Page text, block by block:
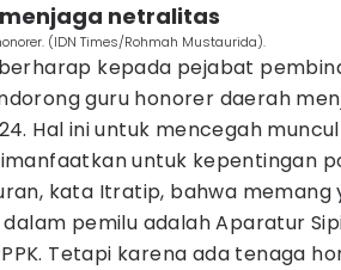
netralitas
(IDN Times/Rohmah Mustaurida).
kepada pejabat
guru honorer daerah
Hal ini untuk mencegah
untuk kepentingan
kata Itratip, bahwa memang
pemilu adalah Aparatur
Tetapi karena ada tenaga